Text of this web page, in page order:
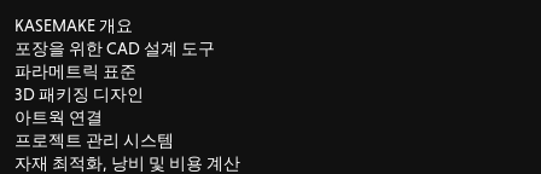
KASEMAKE 개요
포장을 위한 CAD 설계 도구
파라메트릭 표준
3D 패키징 디자인
아트웍 연결
프로젝트 관리 시스템
자재 최적화, 낭비 및 비용 계산